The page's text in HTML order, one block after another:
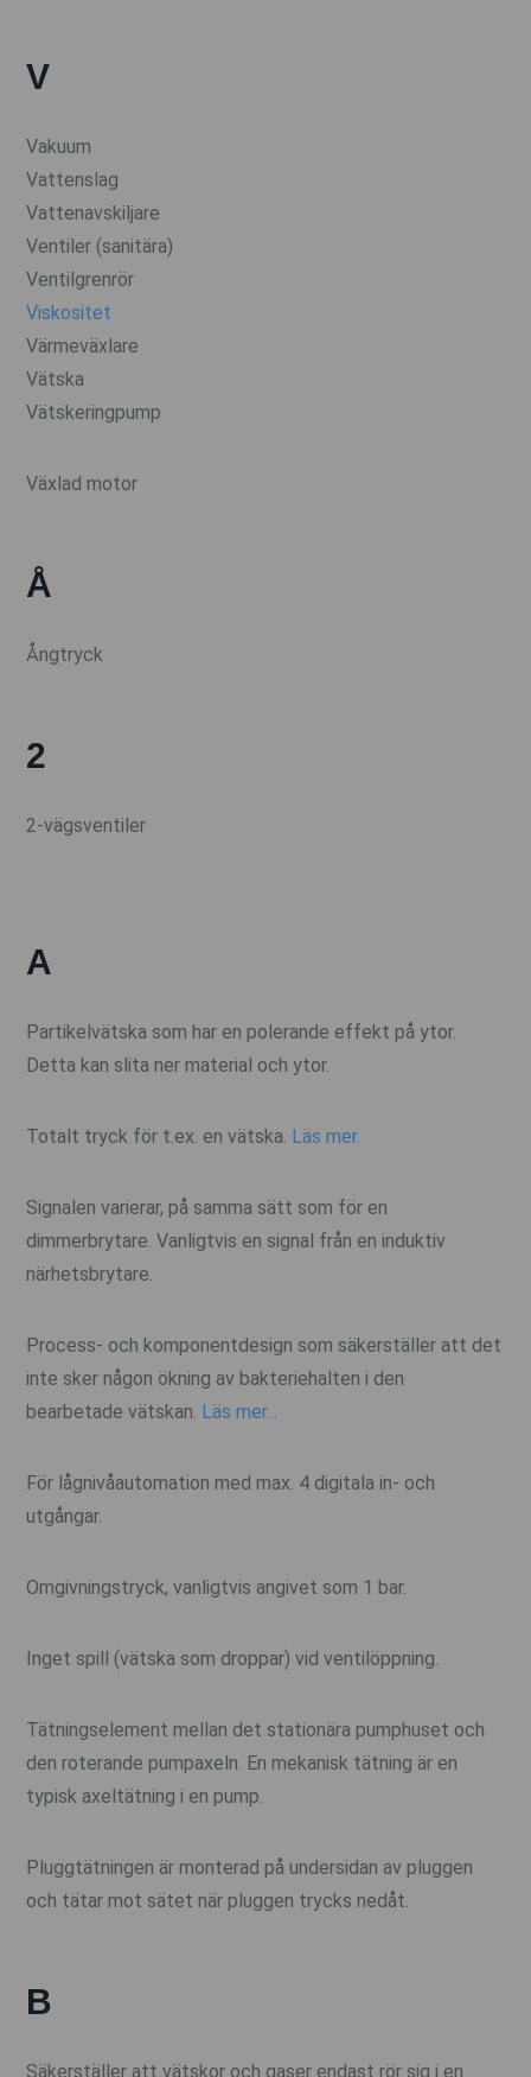
V
Vakuum
Vattenslag
Vattenavskiljare
Ventiler (sanitära)
Ventilgrenrör
Viskositet
Värmeväxlare
Vätska
Vätskeringpump
Växlad motor
Å
Ångtryck
2
2-vägsventiler
A
Partikelvätska som har en polerande effekt på ytor.
Detta kan slita ner material och ytor.
Totalt tryck för t.ex. en vätska. Läs mer.
Signalen varierar, på samma sätt som för en
dimmerbrytare. Vanligtvis en signal från en induktiv
närhetsbrytare.
Process- och komponentdesign som säkerställer att det
inte sker någon ökning av bakteriehalten i den
bearbetade vätskan. Läs mer...
För lågnivåautomation med max. 4 digitala in- och
utgångar.
Omgivningstryck, vanligtvis angivet som 1 bar.
Inget spill (vätska som droppar) vid ventilöppning.
Tätningselement mellan det stationära pumphuset och
den roterande pumpaxeln. En mekanisk tätning är en
typisk axeltätning i en pump.
Pluggtätningen är monterad på undersidan av pluggen
och tätar mot sätet när pluggen trycks nedåt.
B
Säkerställer att vätskor och gaser endast rör sig i en